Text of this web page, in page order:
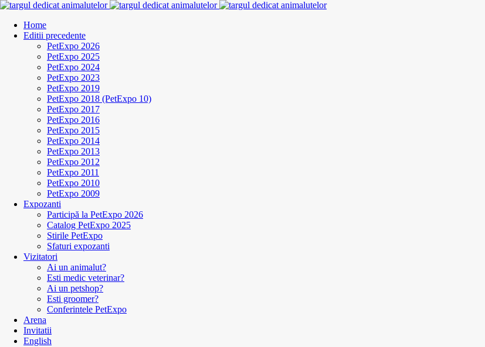
Home
Editii precedente
PetExpo 2026
PetExpo 2025
PetExpo 2024
PetExpo 2023
PetExpo 2019
PetExpo 2018 (PetExpo 10)
PetExpo 2017
PetExpo 2016
PetExpo 2015
PetExpo 2014
PetExpo 2013
PetExpo 2012
PetExpo 2011
PetExpo 2010
PetExpo 2009
Expozanti
Participă la PetExpo 2026
Catalog PetExpo 2025
Stirile PetExpo
Sfaturi expozanti
Vizitatori
Ai un animalut?
Esti medic veterinar?
Ai un petshop?
Esti groomer?
Conferintele PetExpo
Arena
Invitatii
English